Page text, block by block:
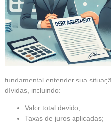
fundamental entender sua
dívidas, incluindo:
Valor total devido;
Taxas de juros aplicadas;